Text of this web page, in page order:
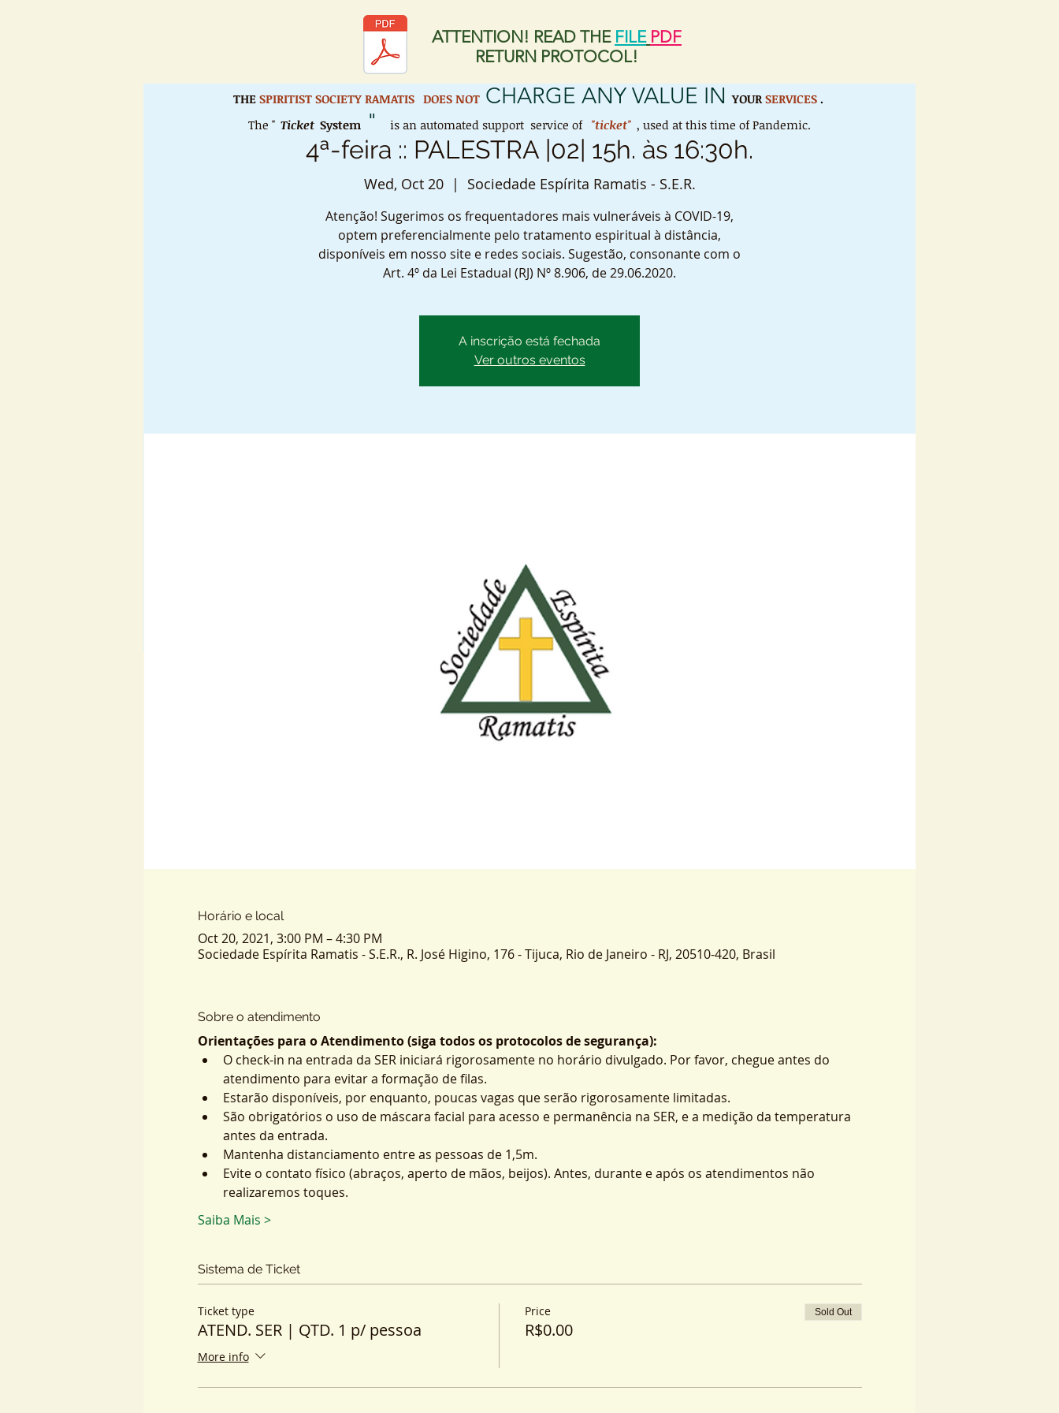
ATTENTION! READ THE FILE PDF
RETURN PROTOCOL!
4ª-feira :: PALESTRA |02| 15h. às 16:30h.
Wed, Oct 20
  |
Sociedade Espírita Ramatis - S.E.R.
Atenção! Sugerimos os frequentadores mais vulneráveis à COVID-19,
optem preferencialmente pelo tratamento espiritual à distância,
disponíveis em nosso site e redes sociais. Sugestão, consonante com o
Art. 4º da Lei Estadual (RJ) Nº 8.906, de 29.06.2020.
A inscrição está fechada
Ver outros eventos
Horário e local
Oct 20, 2021, 3:00 PM – 4:30 PM
Sociedade Espírita Ramatis - S.E.R., R. José Higino, 176 - Tijuca, Rio de Janeiro - RJ, 20510-420, Brasil
Sobre o atendimento
Orientações para o Atendimento (siga todos os protocolos de segurança):
O check-in na entrada da SER iniciará rigorosamente no horário divulgado. Por favor, chegue antes do
atendimento para evitar a formação de filas.
Estarão disponíveis, por enquanto, poucas vagas que serão rigorosamente limitadas.
São obrigatórios o uso de máscara facial para acesso e permanência na SER, e a medição da temperatura
antes da entrada.
Mantenha distanciamento entre as pessoas de 1,5m.
Evite o contato físico (abraços, aperto de mãos, beijos). Antes, durante e após os atendimentos não
realizaremos toques.
Saiba Mais >
Sistema de Ticket
Ticket type
ATEND. SER | QTD. 1 p/ pessoa
More info
Price
R$0.00
Sold Out
THE SPIRITIST SOCIETY RAMATIS DOES NOTCHARGE ANY VALUE INYOUR SERVICES .
The " Ticket System " is an automated support service of "ticket" , used at this time of Pandemic.